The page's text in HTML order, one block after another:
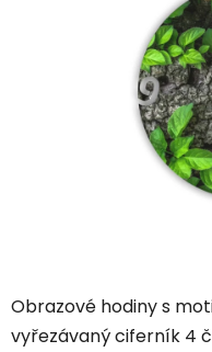
Obrazové hodiny s
vyřezávaný ciferník 4